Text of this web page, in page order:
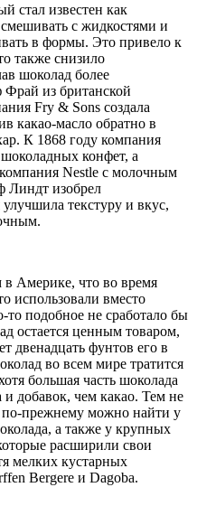
стал известен как
с жидкостями и
в формы. Это привело к
также снизило
шоколад более
из британской
Fry & Sons создала
какао-масло обратно в
К 1868 году компания
конфет, а
компания Nestle с молочным
Линдт изобрел
текстуру и вкус,
Америке, что во время
использовали вместо
то подобное не сработало бы
остается ценным товаром,
двенадцать фунтов его в
во всем мире тратится
большая часть шоколада
и добавок, чем какао. Тем не
по-прежнему можно найти у
а также у крупных
расширили свои
мелких кустарных
Bergere и Dagoba.